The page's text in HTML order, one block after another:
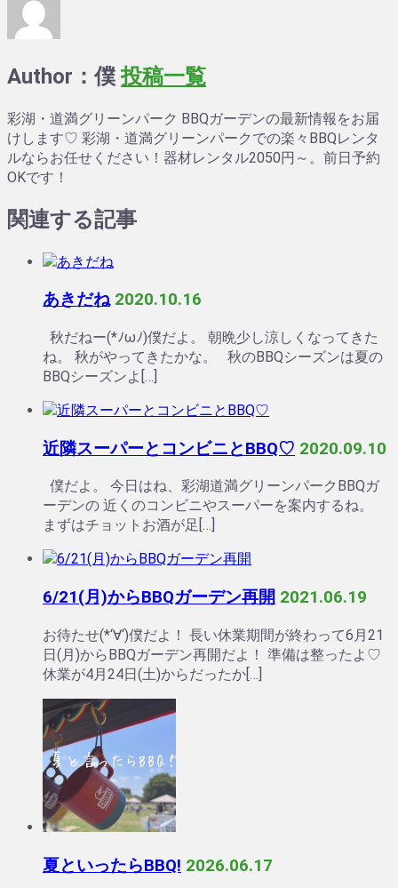
Author：僕投稿一覧
彩湖・道満グリーンパーク BBQガーデンの最新情報をお届
けします♡ 彩湖・道満グリーンパークでの楽々BBQレンタ
ルならお任せください！器材レンタル2050円～。前日予約
OKです！
関連する記事
あきだね 2020.10.16
秋だねー(*ﾉωﾉ)僕だよ。 朝晩少し涼しくなってきた
ね。 秋がやってきたかな。 秋のBBQシーズンは夏の
BBQシーズンよ[…]
近隣スーパーとコンビニとBBQ♡ 2020.09.10
僕だよ。 今日はね、彩湖道満グリーンパークBBQガ
ーデンの 近くのコンビニやスーパーを案内するね。
まずはチョットお酒が足[…]
6/21(月)からBBQガーデン再開 2021.06.19
お待たせ(*‘∀‘)僕だよ！ 長い休業期間が終わって6月21
日(月)からBBQガーデン再開だよ！ 準備は整ったよ♡
休業が4月24日(土)からだったか[…]
夏といったらBBQ! 2026.06.17